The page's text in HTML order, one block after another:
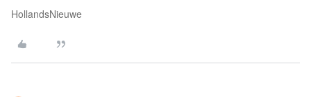
HollandsNieuwe